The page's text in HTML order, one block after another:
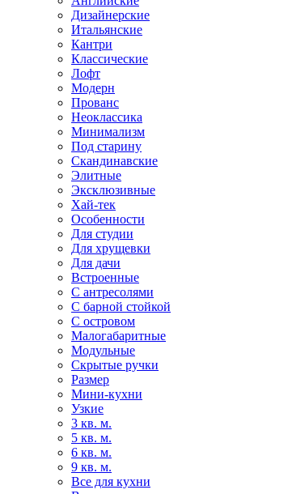
Дизайнерские
Итальянские
Кантри
Классические
Лофт
Модерн
Прованс
Неоклассика
Минимализм
Под старину
Скандинавские
Элитные
Эксклюзивные
Хай-тек
Особенности
Для студии
Для хрущевки
Для дачи
Встроенные
С антресолями
С барной стойкой
С островом
Малогабаритные
Модульные
Скрытые ручки
Размер
Мини-кухни
Узкие
3 кв. м.
5 кв. м.
6 кв. м.
9 кв. м.
Все для кухни